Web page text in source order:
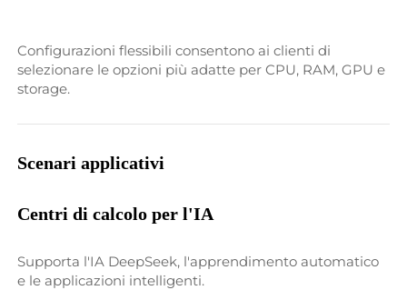
Configurazioni flessibili consentono ai clienti di
selezionare le opzioni più adatte per CPU, RAM, GPU e
storage.
Scenari applicativi
Centri di calcolo per l'IA
Supporta l'IA DeepSeek, l'apprendimento automatico
e le applicazioni intelligenti.